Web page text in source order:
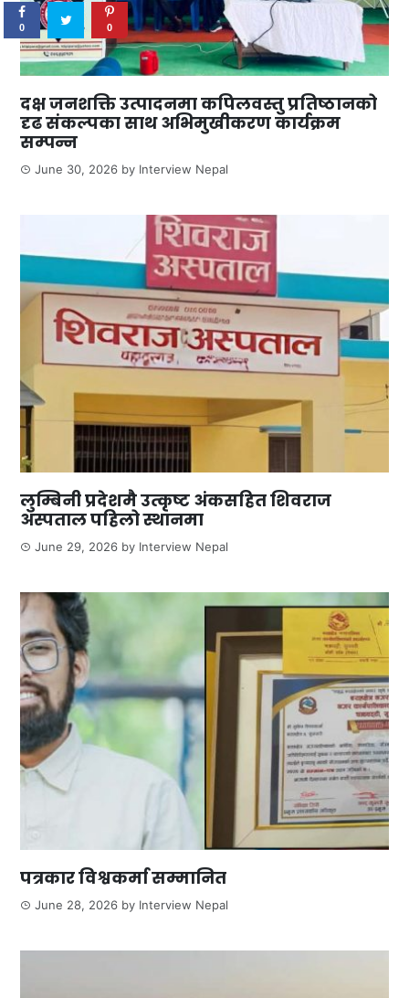
दक्ष जनशक्ति उत्पादनमा कपिलवस्तु प्रतिष्ठानको
दृढ संकल्पका साथ अभिमुखीकरण कार्यक्रम
सम्पन्न
June 30, 2026 by Interview Nepal
लुम्बिनी प्रदेशमै उत्कृष्ट अंकसहित शिवराज
अस्पताल पहिलो स्थानमा
June 29, 2026 by Interview Nepal
पत्रकार विश्वकर्मा सम्मानित
June 28, 2026 by Interview Nepal
0 0